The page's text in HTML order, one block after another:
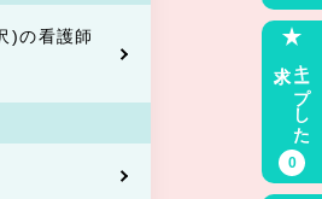
)の看護師
キープした
0